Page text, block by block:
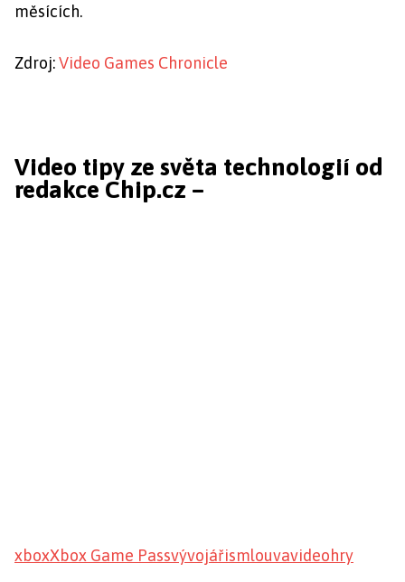
měsících.
Zdroj:Video Games Chronicle
Video tipy ze světa technologií od
redakce Chip.cz –
xboxXbox Game Passvývojářismlouvavideohry